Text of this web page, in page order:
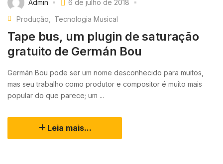
Admin
6 de julho de 2018
Produção
Tecnologia Musical
Tape bus, um plugin de saturação
gratuito de Germán Bou
Germán Bou pode ser um nome desconhecido para muitos,
mas seu trabalho como produtor e compositor é muito mais
popular do que parece; um ...
Leia mais...